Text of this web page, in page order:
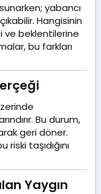
yabancı
Hangisinin
ve beklentilerine
bu farkları
Bu durum,
geri döner.
riski taşıdığını
Yaygın